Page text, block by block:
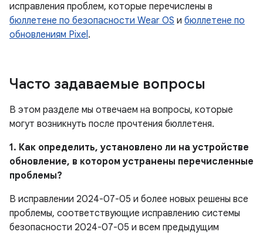
исправления проблем, которые перечислены в
бюллетене по безопасности Wear OS и бюллетене по
обновлениям Pixel.
Часто задаваемые вопросы
В этом разделе мы отвечаем на вопросы, которые
могут возникнуть после прочтения бюллетеня.
1. Как определить, установлено ли на устройстве
обновление, в котором устранены перечисленные
проблемы?
В исправлении 2024-07-05 и более новых решены все
проблемы, соответствующие исправлению системы
безопасности 2024-07-05 и всем предыдущим